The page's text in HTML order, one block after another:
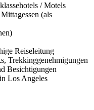
/ Motels
(als
Reiseleitung
Trekkinggenehmigungen
Besichtigungen
Los Angeles